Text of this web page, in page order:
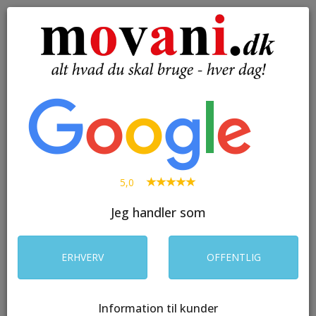
Toggle
5,0
Jeg handler som
ERHVERV OFFENTLIG
Information til kunder